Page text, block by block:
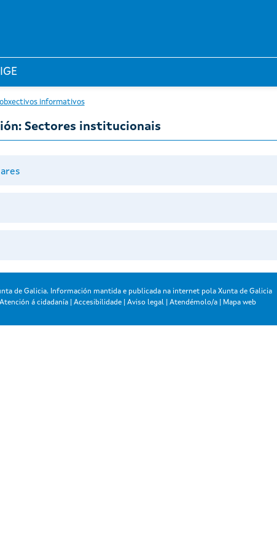
informativos
Sectores institucionais
de Galicia. Información mantida e publicada na internet pola Xunta de Galicia
Atención á cidadanía |Accesibilidade |Aviso legal |Atendémolo/a Mapa web